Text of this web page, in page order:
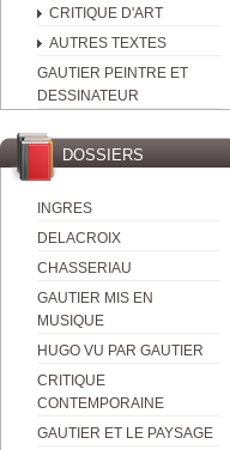
CRITIQUE D'ART
AUTRES TEXTES
GAUTIER PEINTRE ET
DESSINATEUR
DOSSIERS
INGRES
DELACROIX
CHASSERIAU
GAUTIER MIS EN
MUSIQUE
HUGO VU PAR GAUTIER
CRITIQUE
CONTEMPORAINE
GAUTIER ET LE PAYSAGE